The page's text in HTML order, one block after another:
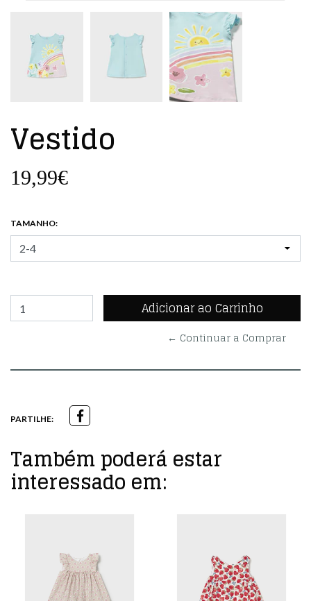
Vestido
19,99€
TAMANHO:
← Continuar a Comprar
PARTILHE:
Também poderá estar
interessado em: